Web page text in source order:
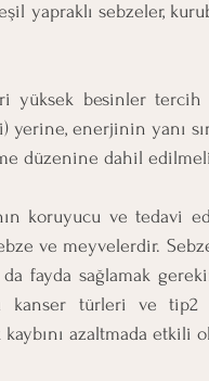
yapraklı sebzeler,
yüksek besinler tercih
yerine, enerjinin yanı
düzenine dahil
koruyucu ve
ve meyvelerdir.
fayda sağlamak
kanser türleri ve
azaltmada etkili